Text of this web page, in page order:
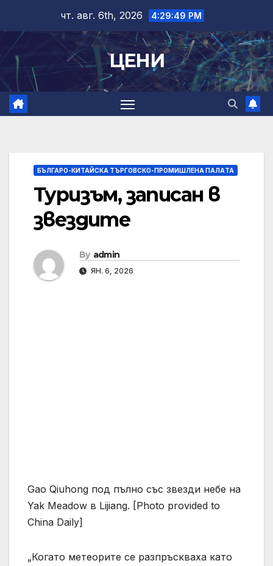
content
чт. авг. 6th, 2026 4:29:49 PM
ЦЕНИ
БЪЛГАРО-КИТАЙСКА ТЪРГОВСКО-ПРОМИШЛЕНА ПАЛAТА
Туризъм, записан в
звездите
By admin
ЯН. 6, 2026
Gao Qiuhong под пълно със звезди небе на
Yak Meadow в Lijiang. [Photo provided to
China Daily]
„Когато метеорите се разпръскваха като